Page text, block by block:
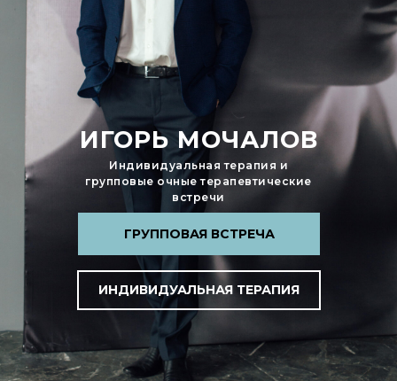
ИГОРЬ МОЧАЛОВ
Индивидуальная терапия и
групповые очные терапевтические
встречи
ГРУППОВАЯ ВСТРЕЧА
ИНДИВИДУАЛЬНАЯ ТЕРАПИЯ